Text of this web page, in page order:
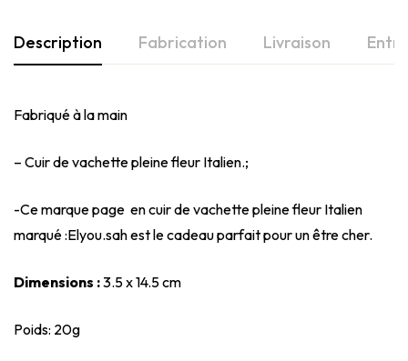
Description Fabrication Livraison
Fabriqué à la main
– Cuir de vachette pleine fleur Italien.;
-Ce marque page en cuir de vachette pleine fleur Italien
marqué :Elyou.sah est le cadeau parfait pour un être cher.
Dimensions :3.5 x 14.5 cm
Poids: 20g